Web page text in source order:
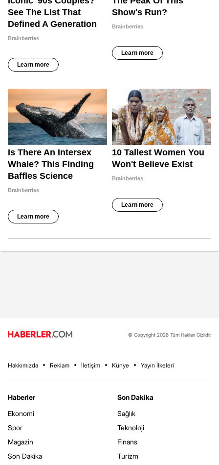
© Copyright 2026 Tüm Hakları Gizlidir.
Hakkımızda Reklam İletişim Künye Yayın İlkeleri
Haberler
Ekonomi
Spor
Magazin
Son Dakika
Son Dakika
Sağlık
Teknoloji
Finans
Turizm